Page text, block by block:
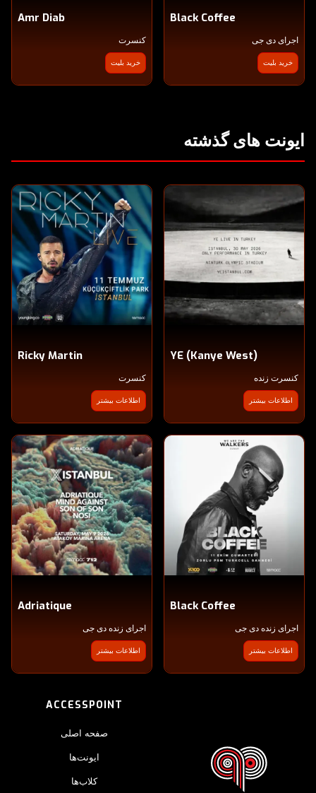
Black Coffee
اجرای دی جی
خرید بلیت
Amr Diab
کنسرت
خرید بلیت
ایونت های گذشته
YE (Kanye West)
کنسرت زنده
اطلاعات بیشتر
Ricky Martin
کنسرت
اطلاعات بیشتر
Black Coffee
اجرای زنده دی جی
اطلاعات بیشتر
Adriatique
اجرای زنده دی جی
اطلاعات بیشتر
ACCESSPOINT
صفحه اصلی
ایونت‌ها
کلاب‌ها